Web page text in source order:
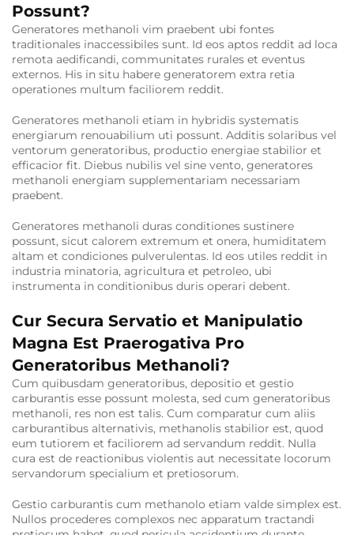
Possunt?
Generatores methanoli vim praebent ubi fontes
traditionales inaccessibiles sunt. Id eos aptos reddit ad loca
remota aedificandi, communitates rurales et eventus
externos. His in situ habere generatorem extra retia
operationes multum faciliorem reddit.
Generatores methanoli etiam in hybridis systematis
energiarum renouabilium uti possunt. Additis solaribus vel
ventorum generatoribus, productio energiae stabilior et
efficacior fit. Diebus nubilis vel sine vento, generatores
methanoli energiam supplementariam necessariam
praebent.
Generatores methanoli duras conditiones sustinere
possunt, sicut calorem extremum et onera, humiditatem
altam et condiciones pulverulentas. Id eos utiles reddit in
industria minatoria, agricultura et petroleo, ubi
instrumenta in conditionibus duris operari debent.
Cur Secura Servatio et Manipulatio
Magna Est Praerogativa Pro
Generatoribus Methanoli?
Cum quibusdam generatoribus, depositio et gestio
carburantis esse possunt molesta, sed cum generatoribus
methanoli, res non est talis. Cum comparatur cum aliis
carburantibus alternativis, methanolis stabilior est, quod
eum tutiorem et faciliorem ad servandum reddit. Nulla
cura est de reactionibus violentis aut necessitate locorum
servandorum specialium et pretiosorum.
Gestio carburantis cum methanolo etiam valde simplex est.
Nullos procederes complexos nec apparatum tractandi